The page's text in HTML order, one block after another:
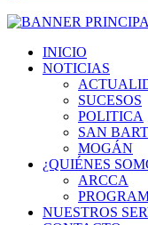
INICIO
NOTICIAS
SUCESOS
POLITICA
SAN
MOGÁN
¿QUIÉNES
ARCCA
NUESTROS